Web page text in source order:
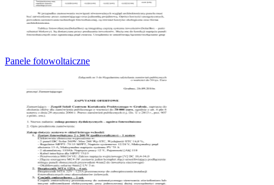
Panele fotowoltaiczne